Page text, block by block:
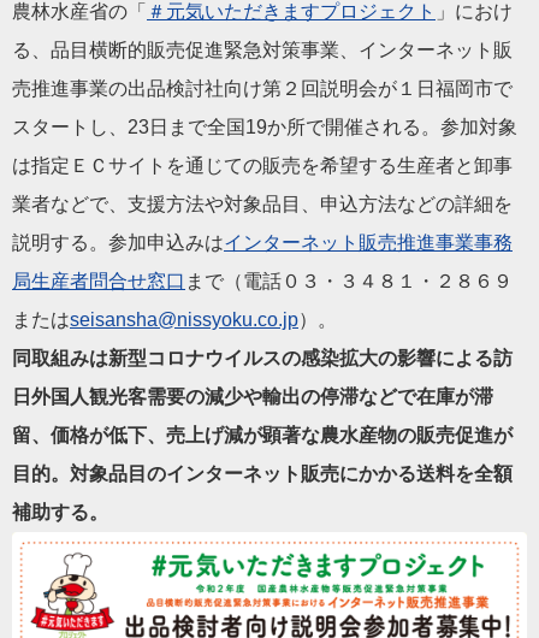
農林水産省の「 ＃元気いただきますプロジェクト 」におけ
る、品目横断的販売促進緊急対策事業、インターネット販
売推進事業の出品検討社向け第２回説明会が１日福岡市で
スタートし、23日まで全国19か所で開催される。参加対象
は指定ＥＣサイトを通じての販売を希望する生産者と卸事
業者などで、支援方法や対象品目、申込方法などの詳細を
説明する。参加申込みはインターネット販売推進事業事務
局生産者問合せ窓口 まで（電話０３・３４８１・２８６９
またはseisansha@nissyoku.co.jp）。
同取組みは新型コロナウイルスの感染拡大の影響による訪
日外国人観光客需要の減少や輸出の停滞などで在庫が滞
留、価格が低下、売上げ減が顕著な農水産物の販売促進が
目的。対象品目のインターネット販売にかかる送料を全額
補助する。